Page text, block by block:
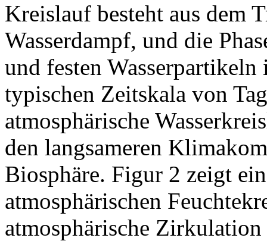
Kreislauf besteht aus dem
Wasserdampf, und die
und festen
typischen Zeitskala von
atmosphärische
den langsameren
Biosphäre. Figur 2 zeigt
atmosphärischen
atmosphärische